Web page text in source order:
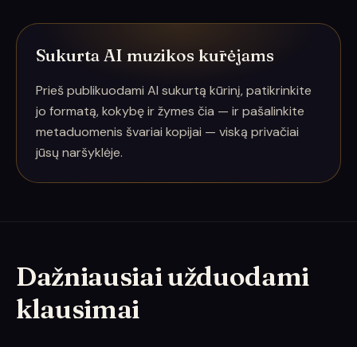
Sukurta AI muzikos kūrėjams
Prieš publikuodami AI sukurtą kūrinį, patikrinkite
jo formatą, kokybę ir žymes čia — ir pašalinkite
metaduomenis švariai kopijai — viską privačiai
jūsų naršyklėje.
Dažniausiai užduodami
klausimai